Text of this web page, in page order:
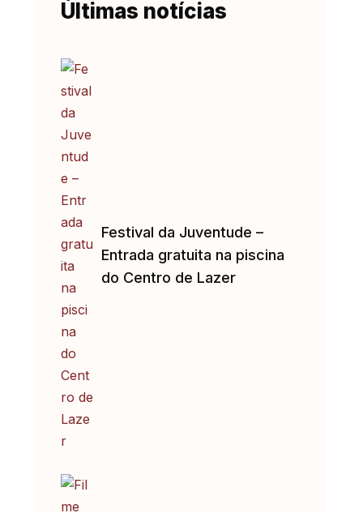
Últimas notícias
Festival da Juventude –
Entrada gratuita na piscina
do Centro de Lazer